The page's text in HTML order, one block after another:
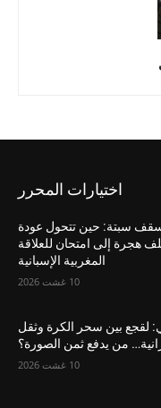
اختيارات المحرر
سبتة: حين تتحول عودة
هجرة إلى امتحان للعلاقة
المغربية الإسبانية
10 غشت 2026
لقجع بين سحر الكرة وثقل
من يدفع ثمن الصورة؟
10 غشت 2026